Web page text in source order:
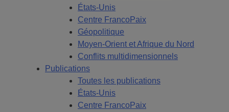
États-Unis
Centre FrancoPaix
Géopolitique
Moyen-Orient et Afrique du Nord
Conflits multidimensionnels
Publications
Toutes les publications
États-Unis
Centre FrancoPaix